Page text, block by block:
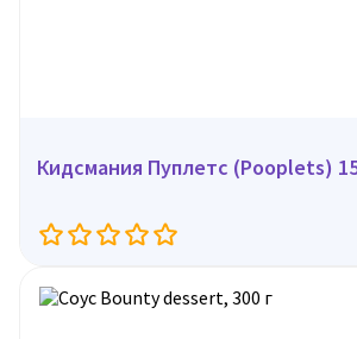
Кидсмания Пуплетс (Pooplets)